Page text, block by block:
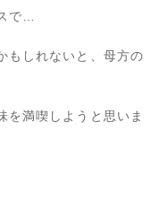
で…
もしれないと、母方の
を満喫しようと思いま